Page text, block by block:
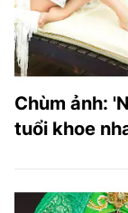
Chùm ảnh:
tuổi khoe